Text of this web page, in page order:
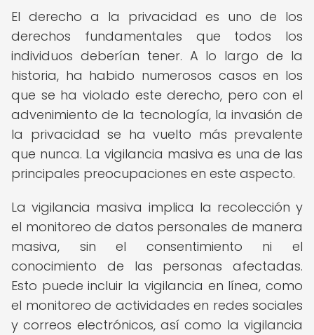
El derecho a la privacidad es uno de los
derechos fundamentales que todos los
individuos deberían tener. A lo largo de la
historia, ha habido numerosos casos en los
que se ha violado este derecho, pero con el
advenimiento de la tecnología, la invasión de
la privacidad se ha vuelto más prevalente
que nunca. La vigilancia masiva es una de las
principales preocupaciones en este aspecto.
La vigilancia masiva implica la recolección y
el monitoreo de datos personales de manera
masiva, sin el consentimiento ni el
conocimiento de las personas afectadas.
Esto puede incluir la vigilancia en línea, como
el monitoreo de actividades en redes sociales
y correos electrónicos, así como la vigilancia